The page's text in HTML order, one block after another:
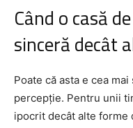
Când o casă
sinceră decât
Poate că asta e cea
percepție. Pentru unii
ipocrit decât alte forme